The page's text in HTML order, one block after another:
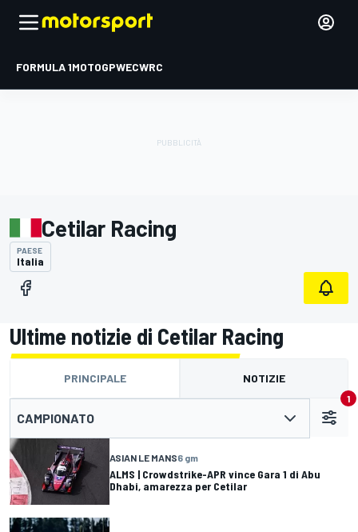
FORMULA 1MOTOGPWECWRC
Cetilar Racing
PAESE
Italia
Ultime notizie di Cetilar Racing
PRINCIPALE NOTIZIE
CAMPIONATO
1
ASIAN LE MANS6 gm
ALMS | Crowdstrike-APR vince Gara 1 di Abu
Dhabi, amarezza per Cetilar